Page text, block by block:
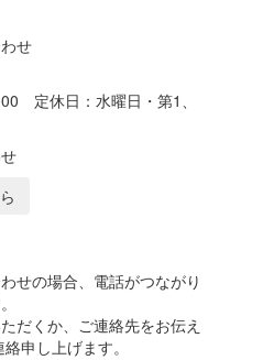
せ
定休日：水曜日・第1、
せの場合、電話がつながり
だくか、ご連絡先をお伝え
申し上げます。